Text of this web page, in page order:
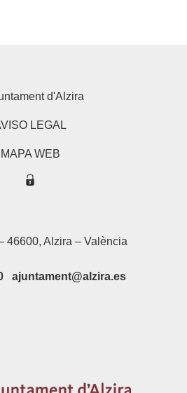
d'Alzira
LEGAL
MAPA WEB
46600, Alzira – València
ajuntament@alzira.es